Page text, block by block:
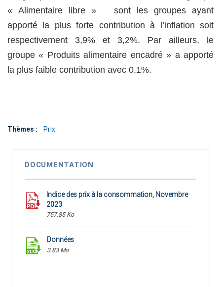
« Alimentaire libre » sont les groupes ayant
apporté la plus forte contribution à l’inflation soit
respectivement 3,9% et 3,2%. Par ailleurs, le
groupe « Produits alimentaire encadré » a apporté
la plus faible contribution avec 0,1%.
Thèmes : Prix
DOCUMENTATION
Indice des prix à la consommation, Novembre
2023
757.85 Ko
Données
3.83 Mo